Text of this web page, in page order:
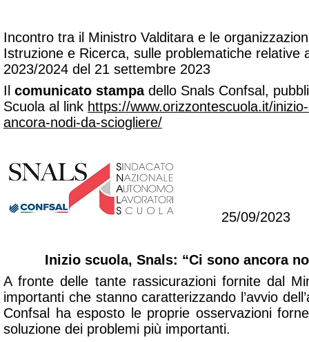
Incontro tra il Ministro Valditara e le
Istruzione e Ricerca, sulle problematiche relative
2023/2024 del 21 settembre 2023
Il comunicato stampadello Snals Confsal,
Scuola al link https://www.orizzontescuola.it/
ancora-nodi-da-sciogliere/
25/09/2023
Inizio scuola, Snals: “Ci sono ancora
A fronte delle tante rassicurazioni fornite dal
importanti che stanno caratterizzando l’avvio
Confsal ha esposto le proprie osservazioni
soluzione dei problemi più importanti.